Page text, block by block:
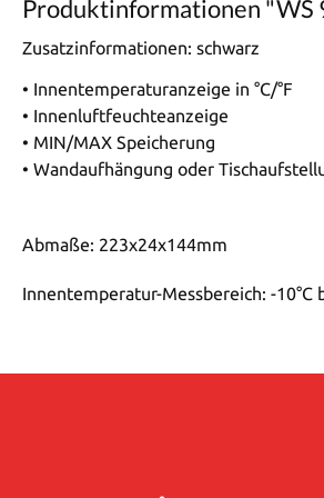
Produktinformationen "WS
Zusatzinformationen: schwarz
• Innentemperaturanzeige in °C/°F
• Innenluftfeuchteanzeige
• MIN/MAX Speicherung
• Wandaufhängung oder
Abmaße: 223x24x144mm
Innentemperatur-Messbereich: -